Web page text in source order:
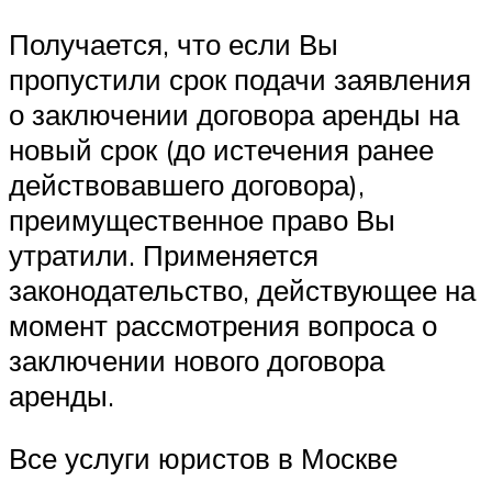
Получается, что если Вы
пропустили срок подачи заявления
о заключении договора аренды на
новый срок (до истечения ранее
действовавшего договора),
преимущественное право Вы
утратили. Применяется
законодательство, действующее на
момент рассмотрения вопроса о
заключении нового договора
аренды.
Все услуги юристов в Москве